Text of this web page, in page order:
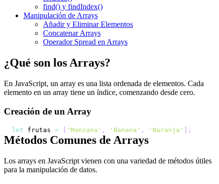
find() y findIndex()
Manipulación de Arrays
Añadir y Eliminar Elementos
Concatenar Arrays
Operador Spread en Arrays
¿Qué son los Arrays?
En JavaScript, un array es una lista ordenada de elementos. Cada
elemento en un array tiene un índice, comenzando desde cero.
Creación de un Array
let frutas = [ 'Manzana' , 'Banana' , 'Naranja' ] ;
Métodos Comunes de Arrays
Los arrays en JavaScript vienen con una variedad de métodos útiles
para la manipulación de datos.